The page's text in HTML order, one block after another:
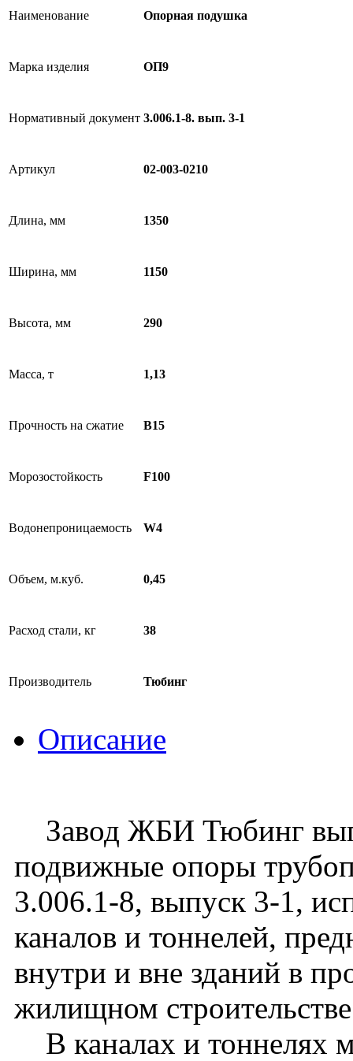
Наименование Опорная подушка
Марка изделия ОП9
Нормативный документ 3.006.1-8. вып. 3-1
Артикул 02-003-0210
Длина, мм 1350
Ширина, мм 1150
Высота, мм 290
Масса, т 1,13
Прочность на сжатие B15
Морозостойкость F100
Водонепроницаемость W4
Объем, м.куб. 0,45
Расход стали, кг 38
Производитель Тюбинг
Описание
Завод ЖБИ Тюбинг
подвижные опоры
3.006.1-8, выпуск 3-1,
каналов и тоннелей,
внутри и вне зданий в
жилищном
В каналах и тоннелях